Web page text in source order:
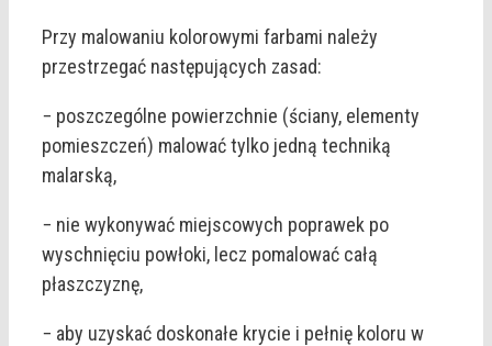
Przy malowaniu kolorowymi farbami należy
przestrzegać następujących zasad:
− poszczególne powierzchnie (ściany, elementy
pomieszczeń) malować tylko jedną techniką
malarską,
− nie wykonywać miejscowych poprawek po
wyschnięciu powłoki, lecz pomalować całą
płaszczyznę,
− aby uzyskać doskonałe krycie i pełnię koloru w